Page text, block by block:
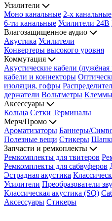
Усилители
Моно канальные 2-х канальные
6-ти канальные Усилители 24В
Влагозащищенное аудио
Акустика Усилители
Конвертеры высокого уровня
Коммутация
Акустические кабели (лужёная
кабели и коннекторы
изоляция, гофры
держатели Вольтметры Клеммы
Аксессуары
Кольца Сетки Терминалы
Мерч/Промо
Ароматизаторы Баннеры/
Полезные вещи Стикеры
Запчасти и ремкоплекты
Ремкомплекты для твитеров
Ремкомплекты для сабвуферов
Эстрадная акустика
Усилители Преобразователи
Классическая акустика (SQ)
Аксессуары Стикеры